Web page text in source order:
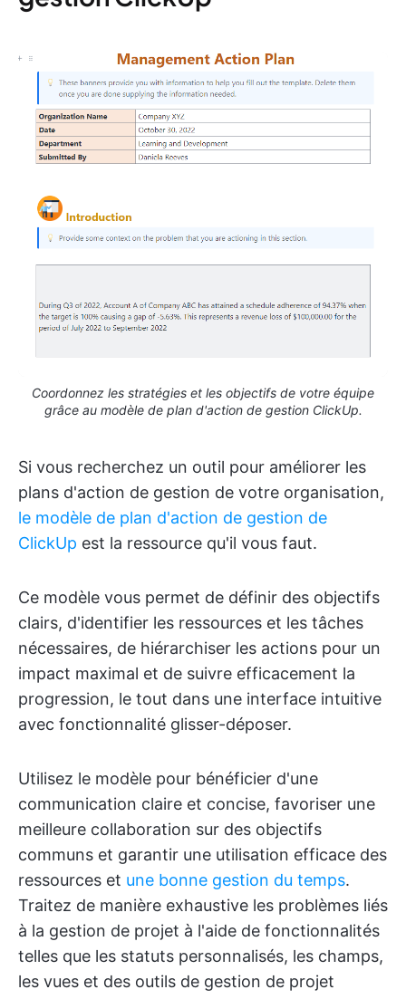
Coordonnez les stratégies et les objectifs de votre équipe
grâce au modèle de plan d'action de gestion ClickUp.
Si vous recherchez un outil pour améliorer les
plans d'action de gestion de votre organisation,
le modèle de plan d'action de gestion de
ClickUp est la ressource qu'il vous faut.
Ce modèle vous permet de définir des objectifs
clairs, d'identifier les ressources et les tâches
nécessaires, de hiérarchiser les actions pour un
impact maximal et de suivre efficacement la
progression, le tout dans une interface intuitive
avec fonctionnalité glisser-déposer.
Utilisez le modèle pour bénéficier d'une
communication claire et concise, favoriser une
meilleure collaboration sur des objectifs
communs et garantir une utilisation efficace des
ressources et une bonne gestion du temps.
Traitez de manière exhaustive les problèmes liés
à la gestion de projet à l'aide de fonctionnalités
telles que les statuts personnalisés, les champs,
les vues et des outils de gestion de projet